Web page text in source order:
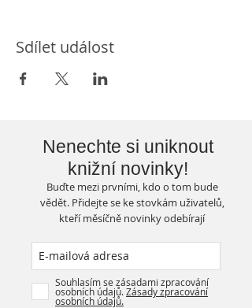
Sdílet událost
Nenechte si uniknout
knižní novinky!
Buďte mezi prvními, kdo o tom bude
vědět. Přidejte se ke stovkám uživatelů,
kteří měsíčně novinky odebírají
Souhlasím se zásadami zpracování
osobních údajů.Zásady zpracování
osobních údajů.